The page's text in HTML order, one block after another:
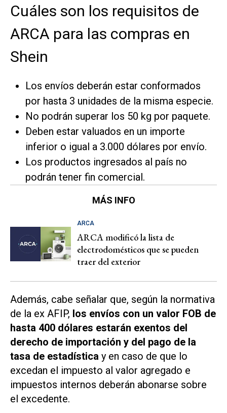
Cuáles son los requisitos de
ARCA para las compras en
Shein
Los envíos deberán estar conformados
por hasta 3 unidades de la misma especie.
No podrán superar los 50 kg por paquete.
Deben estar valuados en un importe
inferior o igual a 3.000 dólares por envío.
Los productos ingresados al país no
podrán tener fin comercial.
MÁS INFO
ARCA
ARCA modificó la lista de
electrodomésticos que se pueden
traer del exterior
Además, cabe señalar que, según la normativa
de la ex AFIP, los envíos con un valor FOB de
hasta 400 dólares estarán exentos del
derecho de importación y del pago de la
tasa de estadística y en caso de que lo
excedan el impuesto al valor agregado e
impuestos internos deberán abonarse sobre
el excedente.